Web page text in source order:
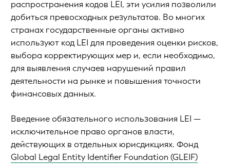
распространения кодов LEI, эти усилия позволили
добиться превосходных результатов. Во многих
странах государственные органы активно
используют код LEI для проведения оценки рисков,
выбора корректирующих мер и, если необходимо,
для выявления случаев нарушений правил
деятельности на рынке и повышения точности
финансовых данных.
Введение обязательного использования LEI —
исключительное право органов власти,
действующих в отдельных юрисдикциях. Фонд
Global Legal Entity Identifier Foundation (GLEIF)